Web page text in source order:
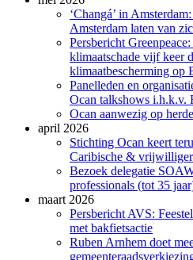
‘Changá’ in
Amsterdam laten van
Persbericht
klimaatschade vijf keer
klimaatbescherming op
Panelleden en
Ocan talkshows i.h.k.v.
Ocan aanwezig op
april 2026
Stichting Ocan keert
Caribische &
Bezoek delegatie
professionals (tot 35
maart 2026
Persbericht AVS:
met bakfietsactie
Ruben Arnhem doet